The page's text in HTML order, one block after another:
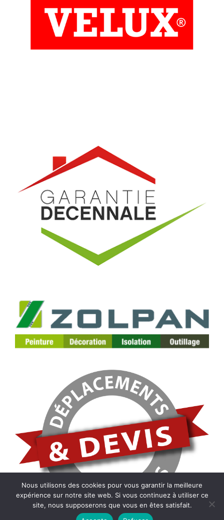
Nous utilisons des cookies pour vous garantir la meilleure
expérience sur notre site web. Si vous continuez à utiliser ce
site, nous supposerons que vous en êtes satisfait.